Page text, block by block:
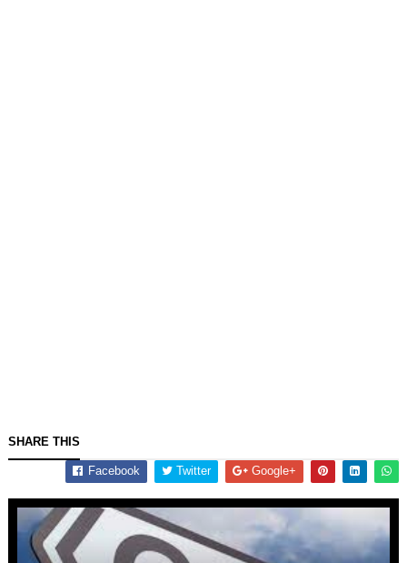
SHARE THIS
Facebook Twitter Google+